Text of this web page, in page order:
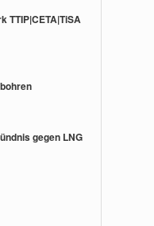
TTIP|CETA|TiSA
gegen LNG